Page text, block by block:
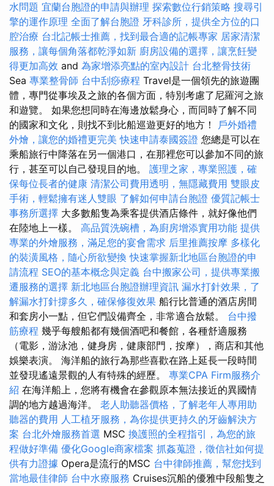
水問題 宜蘭台胞證的申請與辦理 探索數位行銷策略 搜尋引
擎的運作原理 全面了解台胞證 牙科診所，提供全方位的口
腔治療 台北記帳士推薦，找到最合適的記帳專家 居家清潔
服務，讓每個角落都乾淨如新 廚房設備的選擇，讓烹飪變
得更加高效 and 為家增添亮點的室內設計 台北整骨技術
Sea 專業整骨師 台中刮痧療程 Travel是一個領先的旅遊團
體，專門從事埃及之旅的各個方面，特別考慮了尼羅河之旅
和遊覽。 如果您想同時在海邊放鬆身心，而同時了解不同
的國家和文化，則找不到比船巡遊更好的地方！ 戶外婚禮
外燴，讓您的婚禮更完美 快速申請泰國簽證 您總是可以在
乘船旅行中降落在另一個港口，在那裡您可以參加不同的旅
行，甚至可以自己發現目的地。 護理之家，專業照護，確
保每位長者的健康 清潔公司費用透明，無隱藏費用 雙眼皮
手術，輕鬆擁有迷人雙眼 了解如何申請台胞證 優質記帳士
事務所選擇 大多數船隻為乘客提供酒店條件，就好像他們
在陸地上一樣。 高品質洗碗槽，為廚房增添實用功能 提供
專業的外燴服務，滿足您的宴會需求 后里推薦按摩 多樣化
的裝潢風格，隨心所欲變換 快速掌握新北地區台胞證的申
請流程 SEO的基本概念與定義 台中搬家公司，提供專業搬
遷服務的選擇 新北地區台胞證辦理資訊 漏水打針效果，了
解漏水打針撐多久，確保修復效果 船行比普通的酒店房間
和套房小一點，但它們設備齊全，非常適合放鬆。 台中撥
筋療程 幾乎每艘船都有幾個酒吧和餐館，各種舒適服務
（電影，游泳池，健身房，健康部門，按摩），商店和其他
娛樂表演。 海洋船的旅行為那些喜歡在路上延長一段時間
並發現遙遠景觀的人有特殊的經歷。 專業CPA Firm服務介
紹 在海洋船上，您將有機會在參觀原本無法接近的異國情
調的地方越過海洋。 老人助聽器價格，了解老年人專用助
聽器的費用 人工植牙服務，為你提供更持久的牙齒解決方
案 台北外燴服務首選 MSC 換護照的全程指引，為您的旅
程做好準備 優化Google商家檔案 抓姦蒐證，徵信社如何提
供有力證據 Opera是流行的MSC 台中律師推薦，幫您找到
當地最佳律師 台中水療服務 Cruises沉船的優雅中段船隻之